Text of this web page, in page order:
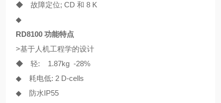
◆ 故障定位; CD 和 8 K
◆
RD8100 功能特点
>基于人机工程学的设计
◆ 轻: 1.87kg -28%
◆ 耗电低: 2 D-cells
◆ 防水IP55